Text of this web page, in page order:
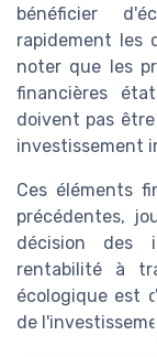
bénéficier
rapidement les
noter que les
financières
doivent pas
investissement
Ces éléments
précédentes,
décision des
rentabilité à
écologique est
de